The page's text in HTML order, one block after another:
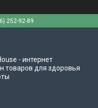
252-92-89
- интернет
товаров для здоровья